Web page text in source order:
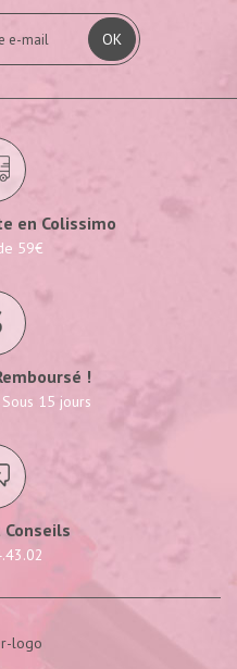
OK
en Colissimo
59€
!
15 jours